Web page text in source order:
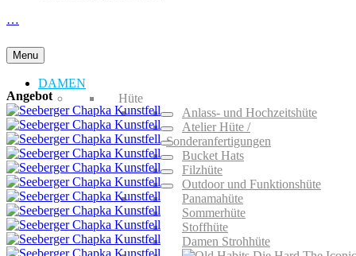
…
Menu
DAMEN
Hüte
Anlass- und Hochzeitshüte
Atelier Hüte /
Sonderanfertigungen
Bucket Hats
Filzhüte
Outdoor und Funktionshüte
Panamahüte
Sommerhüte
Stoffhüte
Damen Strohhüte
Angebot